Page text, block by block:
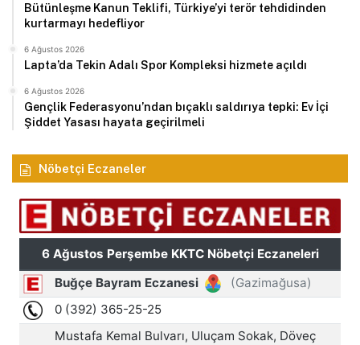
Bütünleşme Kanun Teklifi, Türkiye’yi terör tehdidinden
kurtarmayı hedefliyor
6 Ağustos 2026
Lapta’da Tekin Adalı Spor Kompleksi hizmete açıldı
6 Ağustos 2026
Gençlik Federasyonu’ndan bıçaklı saldırıya tepki: Ev İçi
Şiddet Yasası hayata geçirilmeli
Nöbetçi Eczaneler